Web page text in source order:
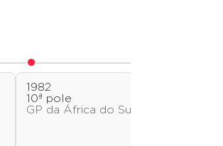
1982
10ª pole
GP da África do Sul